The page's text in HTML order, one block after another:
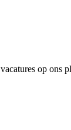
op ons